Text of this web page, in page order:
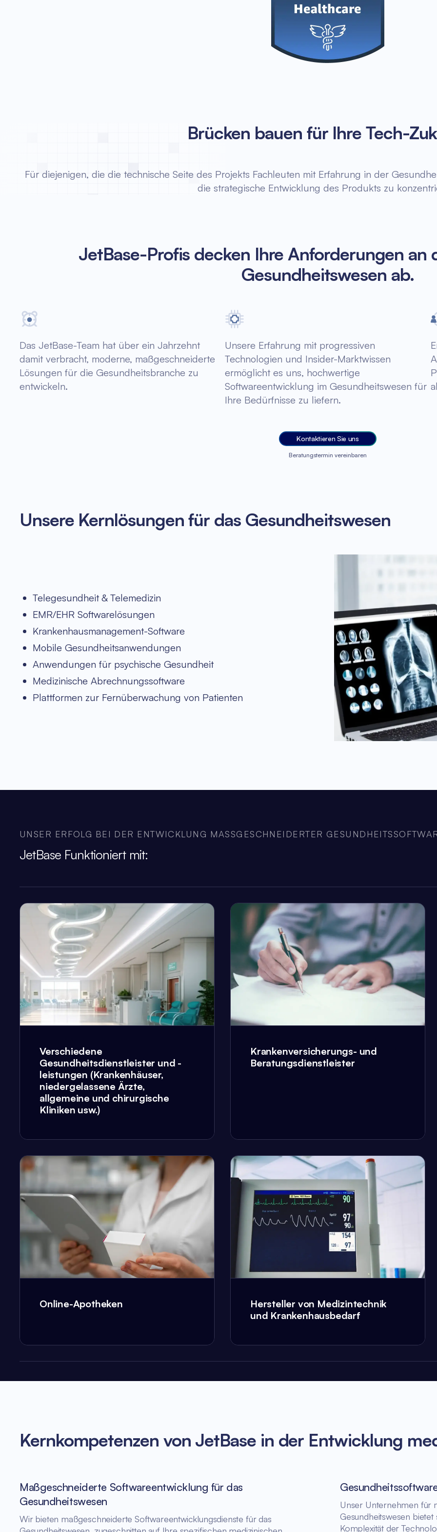
Brücken bauen für Ihre Tech-
Für diejenigen, die die technische Seite des Projekts Fachleuten mit Erfahrung in der
die strategische Entwicklung des Produkts zu
JetBase-Profis decken Ihre Anforderungen an
Gesundheitswesen ab.
Das JetBase-Team hat über ein Jahrzehnt
damit verbracht, moderne, maßgeschneiderte
Lösungen für die Gesundheitsbranche zu
entwickeln.
Unsere Erfahrung mit progressiven
Technologien und Insider-Marktwissen
ermöglicht es uns, hochwertige
Softwareentwicklung im Gesundheitswesen für
Ihre Bedürfnisse zu liefern.
Kontaktieren Sie uns
Beratungstermin vereinbaren
Unsere Kernlösungen für das Gesundheitswesen
Telegesundheit & Telemedizin
EMR/EHR Softwarelösungen
Krankenhausmanagement-Software
Mobile Gesundheitsanwendungen
Anwendungen für psychische Gesundheit
Medizinische Abrechnungssoftware
Plattformen zur Fernüberwachung von Patienten
UNSER ERFOLG BEI DER ENTWICKLUNG MASSGESCHNEIDERTER
JetBase Funktioniert mit:
Verschiedene
Gesundheitsdienstleister und -
leistungen (Krankenhäuser,
niedergelassene Ärzte,
allgemeine und chirurgische
Kliniken usw.)
Krankenversicherungs- und
Beratungsdienstleister
Online-Apotheken
Hersteller von Medizintechnik
und Krankenhausbedarf
Kernkompetenzen von JetBase in der Entwicklung
Maßgeschneiderte Softwareentwicklung für das
Gesundheitswesen
Wir bieten maßgeschneiderte Softwareentwicklungsdienste für das
Unser Unternehmen für
Gesundheitswesen
Komplexität der